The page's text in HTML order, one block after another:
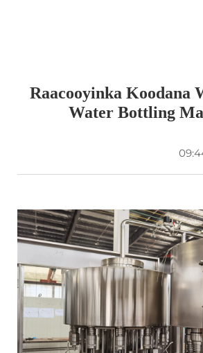
Raacooyinka Koodana
Water Bottling